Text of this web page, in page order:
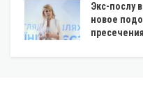
Экс-послу
новое
пресечения